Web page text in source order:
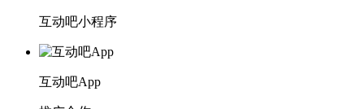
互动吧小程序
互动吧App